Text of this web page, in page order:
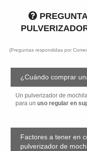
(Preguntas respondidas por
¿Cuándo comprar
Un pulverizador de
para unuso regular en
Factores a tener en
pulverizador de